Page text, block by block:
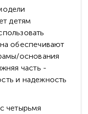
детям
обеспечивают
основания
часть -
и надежность
четырьмя